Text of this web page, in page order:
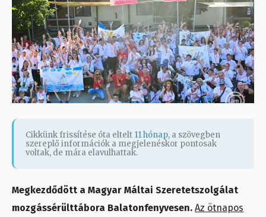
Cikkünk frissítése óta eltelt 11 hónap, a szövegben
szereplő információk a megjelenéskor pontosak
voltak, de mára elavulhattak.
Megkezdődött a Magyar Máltai Szeretetszolgálat
mozgássérülttábora Balatonfenyvesen. Az ötnapos